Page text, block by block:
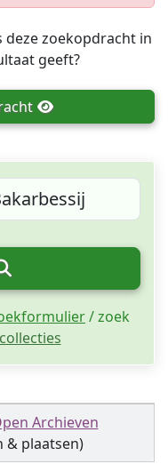
zoekopdracht in
geeft?
/ zoek
Archieven
& plaatsen)